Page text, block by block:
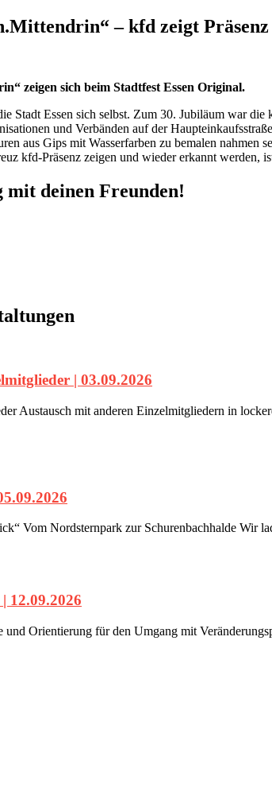
– kfd zeigt
zeigen sich beim Stadtfest Essen Original.
Stadt Essen sich selbst. Zum 30. Jubiläum war
und Verbänden auf der
aus Gips mit Wasserfarben zu bemalen
kfd-Präsenz zeigen und wieder erkannt werden,
mit deinen Freunden!
| 03.09.2026
Austausch mit anderen Einzelmitgliedern in
Vom Nordsternpark zur Schurenbachhalde Wir
12.09.2026
und Orientierung für den Umgang mit